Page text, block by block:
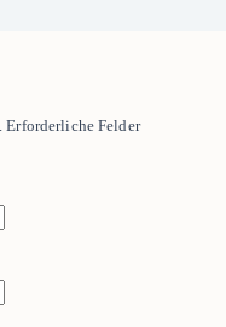
Erforderliche Felder